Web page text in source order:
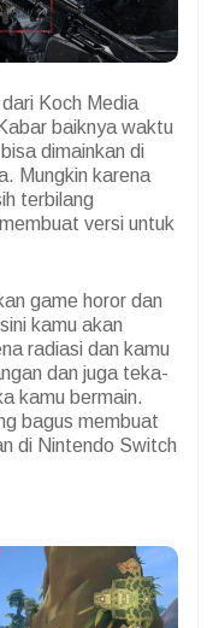
Koch Media
baiknya waktu
dimainkan di
Mungkin karena
terbilang
versi untuk
game horor dan
kamu akan
radiasi dan kamu
dan juga teka-
kamu bermain.
bagus membuat
di Nintendo Switch